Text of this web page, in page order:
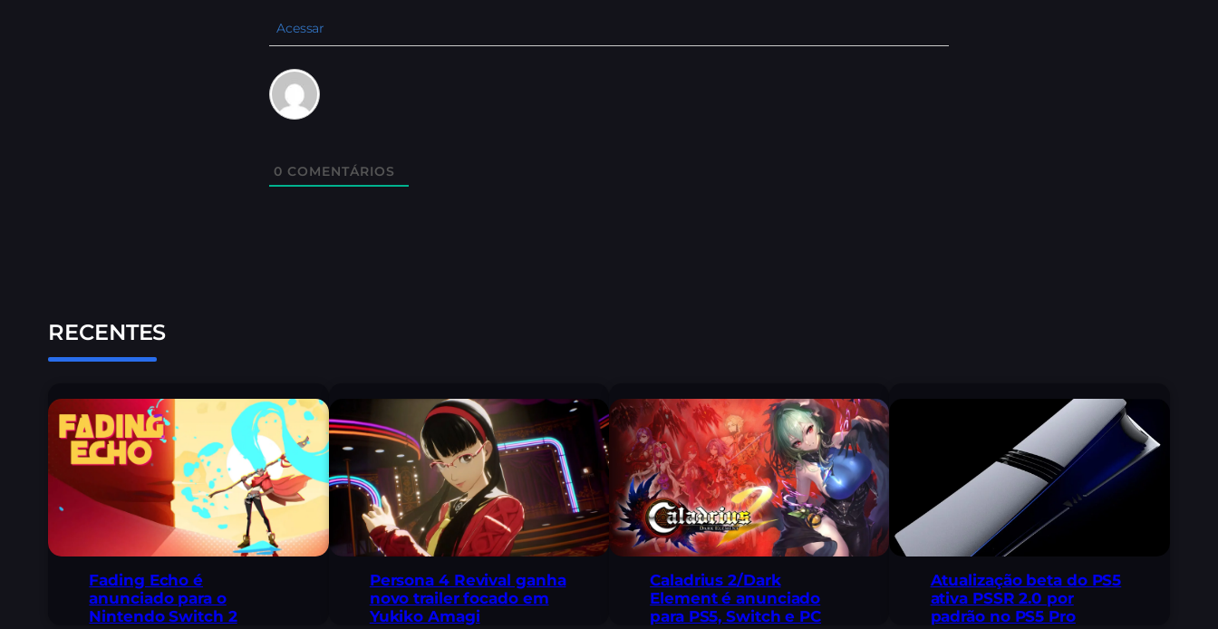
Acessar
0 COMENTÁRIOS
RECENTES
Fading Echo é
anunciado para o
Nintendo Switch 2
Persona 4 Revival ganha
novo trailer focado em
Yukiko Amagi
Caladrius 2/Dark
Element é anunciado
para PS5, Switch e PC
Atualização beta do PS5
ativa PSSR 2.0 por
padrão no PS5 Pro